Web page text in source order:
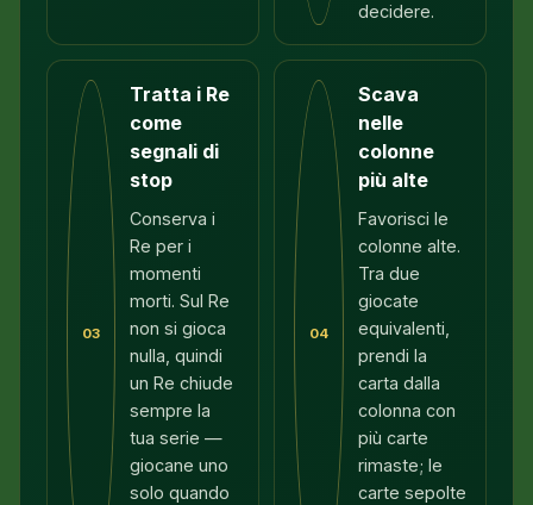
decidere.
03
Tratta i Re
come
segnali di
stop
Conserva i
Re per i
momenti
morti. Sul Re
non si gioca
nulla, quindi
un Re chiude
sempre la
tua serie —
giocane uno
solo quando
04
Scava
nelle
colonne
più alte
Favorisci le
colonne alte.
Tra due
giocate
equivalenti,
prendi la
carta dalla
colonna con
più carte
rimaste; le
carte sepolte